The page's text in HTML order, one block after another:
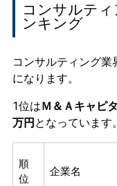
コンサルティ
ンキング
コンサルティング
になります。
1位はＭ＆Ａキャピ
万円 となっています。
順
位
企業名